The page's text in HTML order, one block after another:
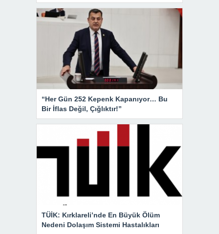
“Her Gün 252 Kepenk Kapanıyor… Bu
Bir İflas Değil, Çığlıktır!”
TÜİK: Kırklareli’nde En Büyük Ölüm
Nedeni Dolaşım Sistemi Hastalıkları